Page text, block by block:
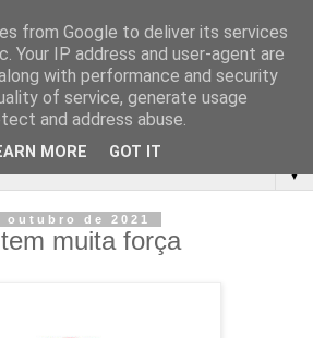
▼
de 2021
muita força
from Google to deliver its services
Your IP address and user-agent are
with performance and security
of service, generate usage
and address abuse.
MORE GOT IT